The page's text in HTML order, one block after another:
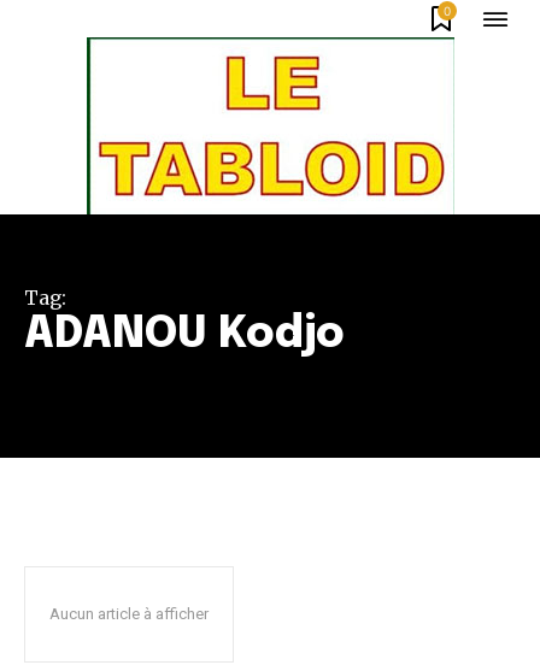
0
Tag:
ADANOU Kodjo
Aucun article à afficher